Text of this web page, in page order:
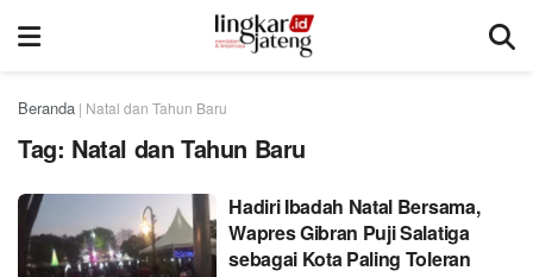
Beranda | Natal dan Tahun Baru
Tag: Natal dan Tahun Baru
Hadiri Ibadah Natal Bersama,
Wapres Gibran Puji Salatiga
sebagai Kota Paling Toleran